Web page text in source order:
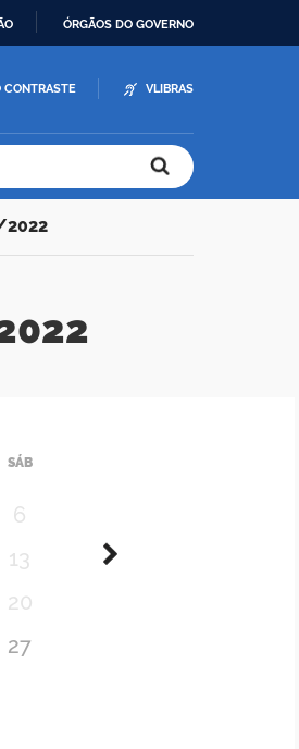
ÓRGÃOS DO GOVERNO
CONTRASTE VLIBRAS
2022
SÁB
6
13
20
27